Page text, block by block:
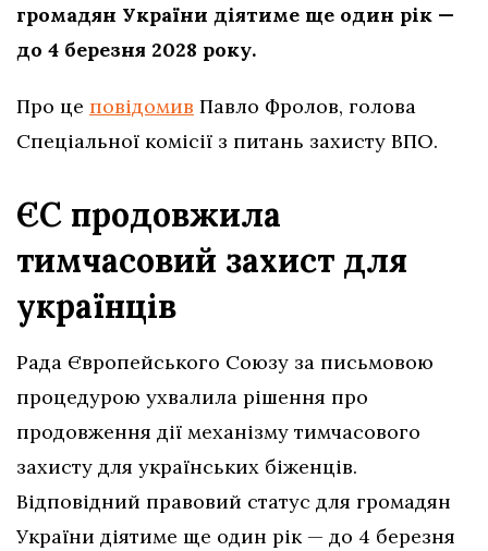
громадян України діятиме ще один рік —
до 4 березня 2028 року.
Про це повідомив Павло Фролов, голова
Спеціальної комісії з питань захисту ВПО.
ЄС продовжила
тимчасовий захист для
українців
Рада Європейського Союзу за письмовою
процедурою ухвалила рішення про
продовження дії механізму тимчасового
захисту для українських біженців.
Відповідний правовий статус для громадян
України діятиме ще один рік — до 4 березня